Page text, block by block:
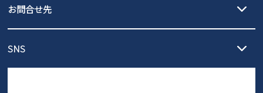
3,980円（税込）以上お買い上げで送料無料
発送日・送料詳細については
ご利用ください。
ご利用ください。
の片道無料サービスを実施中！
ントとしても安心してご利用いただけるよう、サイズ交換の受付期
お問合せ先
営業時間：11時～17時
SNS